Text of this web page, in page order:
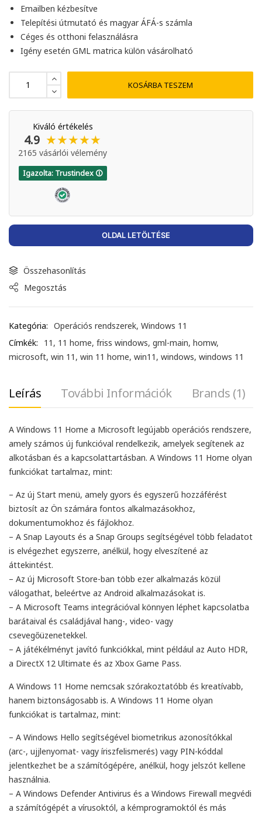
Emailben kézbesítve
Telepítési útmutató és magyar ÁFÁ-s számla
Céges és otthoni felasználásra
Igény esetén GML matrica külön vásárolható
KOSÁRBA TESZEM
Kiváló értékelés
4.9 ★★★★★
2165 vásárlói vélemény
Igazolta: Trustindex 🛈
OLDAL LETÖLTÉSE
Összehasonlítás
Megosztás
Kategória: Operációs rendszerek, Windows 11
Címkék:
11 , 11 home, friss windows, gml-main, homw,
microsoft, win 11 , win 11 home, win11 , windows, windows 11
Leírás További Információk Brands (1)
A Windows 11 Home a Microsoft legújabb operációs rendszere,
amely számos új funkcióval rendelkezik, amelyek segítenek az
alkotásban és a kapcsolattartásban. A Windows 11 Home olyan
funkciókat tartalmaz, mint:
– Az új Start menü, amely gyors és egyszerű hozzáférést
biztosít az Ön számára fontos alkalmazásokhoz,
dokumentumokhoz és fájlokhoz.
– A Snap Layouts és a Snap Groups segítségével több feladatot
is elvégezhet egyszerre, anélkül, hogy elveszítené az
áttekintést.
– Az új Microsoft Store-ban több ezer alkalmazás közül
válogathat, beleértve az Android alkalmazásokat is.
– A Microsoft Teams integrációval könnyen léphet kapcsolatba
barátaival és családjával hang-, video- vagy
csevegőüzenetekkel.
– A játékélményt javító funkciókkal, mint például az Auto HDR,
a DirectX 12 Ultimate és az Xbox Game Pass.
A Windows 11 Home nemcsak szórakoztatóbb és kreatívabb,
hanem biztonságosabb is. A Windows 11 Home olyan
funkciókat is tartalmaz, mint:
– A Windows Hello segítségével biometrikus azonosítókkal
(arc-, ujjlenyomat- vagy íriszfelismerés) vagy PIN-kóddal
jelentkezhet be a számítógépére, anélkül, hogy jelszót kellene
használnia.
– A Windows Defender Antivirus és a Windows Firewall megvédi
a számítógépét a vírusoktól, a kémprogramoktól és más